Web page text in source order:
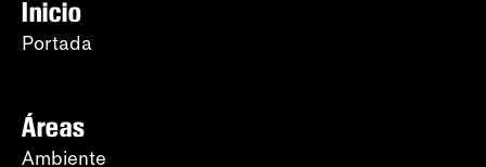
Inicio
Portada
Áreas
Ambiente